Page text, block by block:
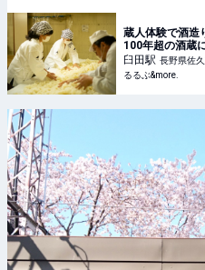
蔵人体験で酒造
100年超の酒蔵
【KURABITO
臼田駅 長野県佐
るるぶ&more.